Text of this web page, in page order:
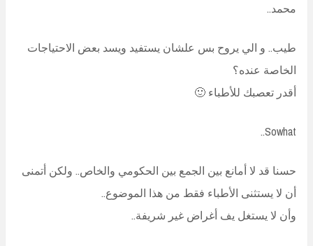
محمد..
طيب.. و الي يروح بس علشان يستفيد ويسد بعض الاحتياجات
الخاصة عنده؟
أقدر تعصبك للأطباء 🙂
Sowhat..
حسنا قد لا أمانع بين الجمع بين الحكومي والخاص.. ولكن أتمنى
أن لا يستثنى الأطباء فقط من هذا الموضوع..
وأن لا يستغل يف أغراض غير شريفة..